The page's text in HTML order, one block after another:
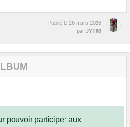
Publié le 26 mars 2026
par JYT86
pouvoir participer aux